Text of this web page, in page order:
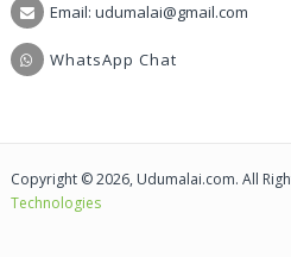
Email: udumalai@gmail.com
WhatsApp Chat
Copyright © 2026, Udumalai.com. All
Technologies